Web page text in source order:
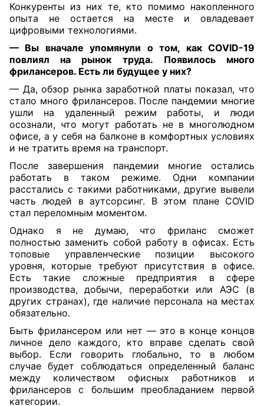
Конкуренты из них те, кто помимо накопленного
опыта не остается на месте и овладевает
цифровыми технологиями.
— Вы вначале упомянули о том, как COVID-19
повлиял на рынок труда.
Появилось много
фрилансеров. Есть ли будущее у них?
— Да, обзор рынка заработной платы показал, что
стало много фрилансеров. После пандемии многие
ушли на удаленный режим работы, и люди
осознали, что могут работать не в многолюдном
офисе, а у себя на балконе в комфортных условиях
и не тратить время на транспорт.
После завершения пандемии многие остались
работать в таком режиме. Одни компании
расстались с такими работниками, другие вывели
часть людей в аутсорсинг. В этом плане COVID
стал переломным моментом.
Однако я не думаю, что фриланс сможет
полностью заменить собой работу в офисах. Есть
топовые управленческие позиции высокого
уровня, которые требуют присутствия в офисе.
Есть такие сложные предприятия в сфере
производства, добычи, переработки или АЭС (в
других странах), где наличие персонала на местах
обязательно.
Быть фрилансером или нет — это в конце концов
личное дело каждого, кто вправе сделать свой
выбор. Если говорить глобально, то в любом
случае будет соблюдаться определенный баланс
между количеством офисных работников и
фрилансеров с большим преобладанием первой
категории.